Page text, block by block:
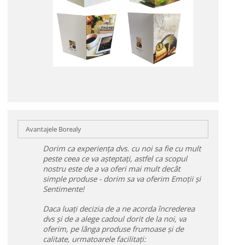
Avantajele Borealy
Dorim ca experiența dvs. cu noi sa fie cu mult
peste ceea ce va așteptați, astfel ca scopul
nostru este de a va oferi mai mult decât
simple produse - dorim sa va oferim Emoții și
Sentimente!
Daca luați decizia de a ne acorda încrederea
dvs și de a alege cadoul dorit de la noi, va
oferim, pe lânga produse frumoase și de
calitate, urmatoarele facilitați: